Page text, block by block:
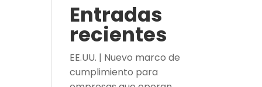
Entradas
recientes
EE.UU. | Nuevo marco de
cumplimiento para